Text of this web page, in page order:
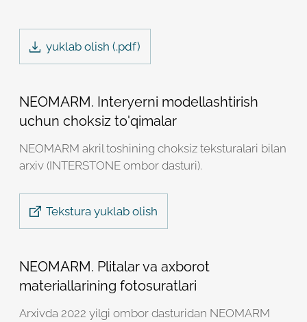
yuklab olish (.pdf)
NEOMARM. Interyerni modellashtirish
uchun choksiz to'qimalar
NEOMARM akril toshining choksiz teksturalari bilan
arxiv (INTERSTONE ombor dasturi).
Tekstura yuklab olish
NEOMARM. Plitalar va axborot
materiallarining fotosuratlari
Arxivda 2022 yilgi ombor dasturidan NEOMARM